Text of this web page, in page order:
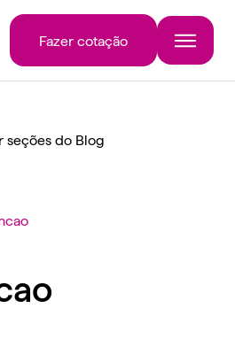
Fazer cotação
seções do Blog